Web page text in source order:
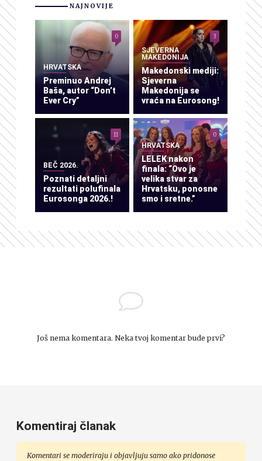
NAJNOVIJE
HRVATSKA
Preminuo Andrej
Baša, autor “Don’t
Ever Cry”
0
SJEVERNA
MAKEDONIJA
Makedonski mediji:
Sjeverna
Makedonija se
vraća na Eurosong!
3
BEČ 2026.
Poznati detaljni
rezultati polufinala
Eurosonga 2026.!
11
HRVATSKA
LELEK nakon
finala: “Ovo je
velika stvar za
Hrvatsku, ponosne
smo i sretne.”
0
Još nema komentara. Neka tvoj komentar bude prvi?
Komentiraj članak
Komentari se moderiraju i objavljuju samo ako pridonose